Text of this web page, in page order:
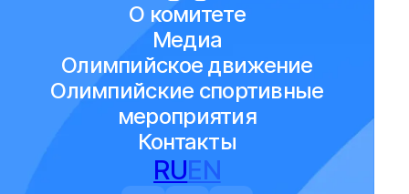
О комитете
Медиа
Олимпийское движение
Олимпийские спортивные
мероприятия
Контакты
RUEN